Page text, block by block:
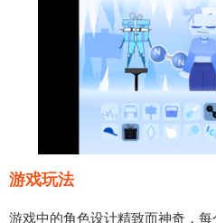
游戏玩法
游戏中的角色设计精致而神奇，